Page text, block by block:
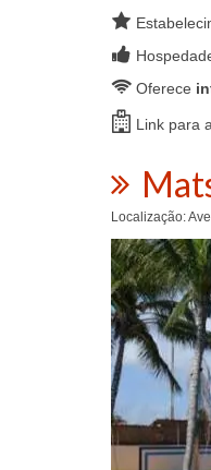
Oferece
Link para a
Localização: